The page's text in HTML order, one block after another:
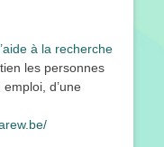
à la recherche
les personnes
d’une